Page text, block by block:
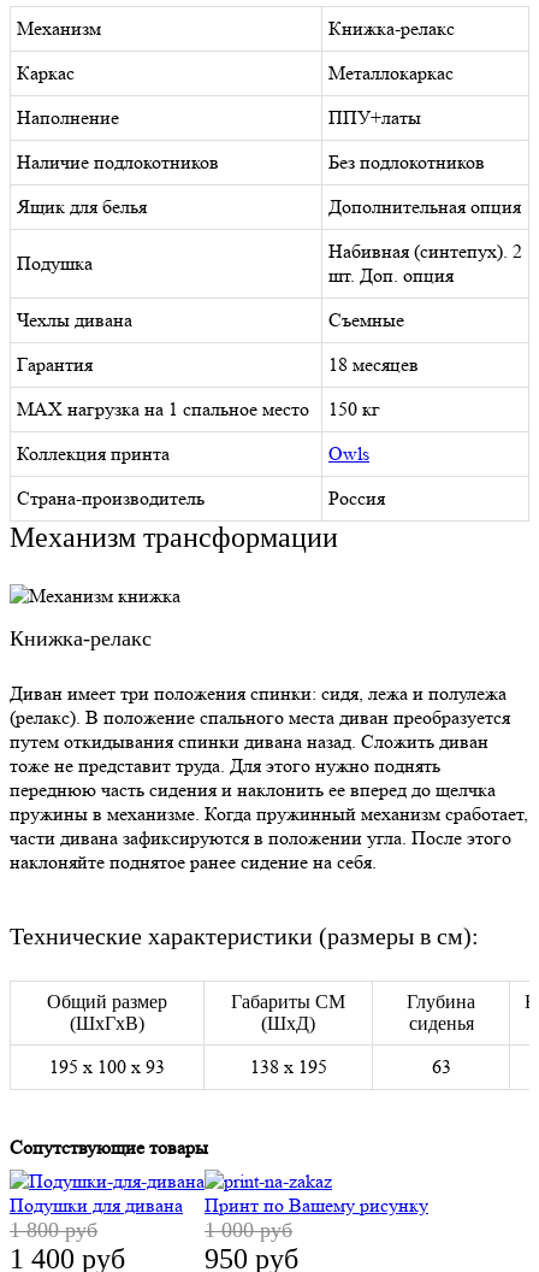
Механизм
Книжка-релакс
Каркас
Металлокаркас
Наполнение
ППУ+латы
Наличие подлокотников
Без подлокотников
Ящик для белья
Дополнительная опция
Подушка
Набивная (синтепух). 2
шт. Доп. опция
Чехлы дивана
Съемные
Гарантия
18 месяцев
MAX нагрузка на 1 спальное место
150 кг
Коллекция принта
Owls
Страна-производитель
Россия
Механизм трансформации
Книжка-релакс
Диван имеет три положения спинки: сидя, лежа и полулежа
(релакс). В положение спального места диван преобразуется
путем откидывания спинки дивана назад. Сложить диван
тоже не представит труда. Для этого нужно поднять
переднюю часть сидения и наклонить ее вперед до щелчка
пружины в механизме. Когда пружинный механизм сработает,
части дивана зафиксируются в положении угла. После этого
наклоняйте поднятое ранее сидение на себя.
Технические характеристики (размеры в см):
Общий размер
(ШхГхВ)
Габариты СМ
(ШхД)
Глубина
сиденья
195 х 100 х 93 138 х 195 63
Сопутствующие товары
Подушки для дивана
1 800 руб
1 400 руб
Принт по Вашему рисунку
1 000 руб
950 руб